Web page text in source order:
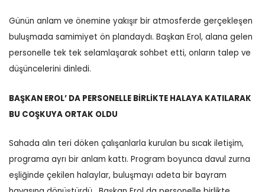
Günün anlam ve önemine yakışır bir atmosferde gerçekleşen
buluşmada samimiyet ön plandaydı. Başkan Erol, alana gelen
personelle tek tek selamlaşarak sohbet etti, onların talep ve
düşüncelerini dinledi.
BAŞKAN EROL’ DA PERSONELLE BİRLİKTE HALAYA KATILARAK
BU COŞKUYA ORTAK OLDU
Sahada alın teri döken çalışanlarla kurulan bu sıcak iletişim,
programa ayrı bir anlam kattı. Program boyunca davul zurna
eşliğinde çekilen halaylar, buluşmayı adeta bir bayram